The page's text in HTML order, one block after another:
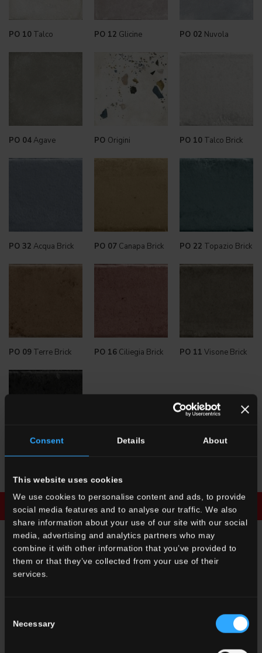
Consent Details About
This website uses cookies
We use cookies to personalise content and ads, to provide
social media features and to analyse our traffic. We also
share information about your use of our site with our social
media, advertising and analytics partners who may
combine it with other information that you’ve provided to
them or that they’ve collected from your use of their
services.
Selection
Necessary
PO 10 Talco PO 12 Glicine PO 02 Nuvola
PO 04Agave PO Origini PO 10Talco Brick
PO 32 Acqua Brick PO 07Canapa Brick PO 22 Topazio Brick
PO 09 Terre Brick PO 16Ciliegia Brick PO 11 Visone Brick
PO 08Lavagna Brick
Scarica la brochure Richiedi informazioni
RICHIEDI INFORMAZIONI